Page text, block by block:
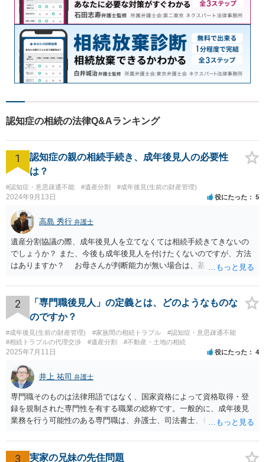
認知症の相続の法律Q&Aランキング
1
認知症の親の相続手続き、成年後見人の必要性
は？
#認知症・意思疎通不能 #遺産分割 #成年後見(生前の財産管理)
2024年9月13日 役にたった 5
高島 秀行 弁護士
遺産分割協議の際、成年後見人を立てなくては相続手続きてきないの
でしょうか？ また、今後も成年後見人を付けたくないのですが、方法
はありますか？ お母さんが判断能力が無い場合は、基本的に成年後
立て、お母さんに特別代理人をつけるという方法も考えられますが、
遺産分割だけでなく、その後の取得した遺産の管理もありますので
遺産分割審判や遺産分割調停を申し立て、お母さんに特別代理人をつ
けるということでは解決できなさそうなので 後見人をつけるよう求め
られると思います。 弁護士に面談で相談された方がよいと思いま
す。
2
「専門職後見人」の定義とは、どのようなものな
のですか？
#成年後見(生前の財産管理) #家族間の相続トラブル
#認知症・意思疎通不能
#相続トラブルの代理交渉
#遺産分割 #不動産・土地の相続
2025年7月11日 役にたった 4
井上 祐司 弁護士
専門職そのものは法律用語ではなく、国家資格によって資格取得・登
録を規制された専門性を有する職業の総称です。一般的に、成年後見
業務を行う可能性のある専門職は、弁護士、司法書士、行政書士、税
士はほぼ無条件で成年後見人に選任されるわけではなく、基幹研修を
受講して継続研修を受講し続ける必要がありますが、家庭裁判所から
3 実家の兄妹の先住問題